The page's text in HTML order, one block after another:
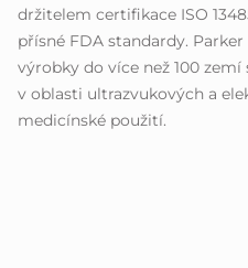
držitelem certifikace ISO
přísné FDA standardy.
výrobky do více než 100
v oblasti ultrazvukových a
medicínské použití.